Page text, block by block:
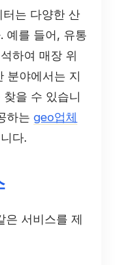
는 다양한 산
예를 들어, 유통
하여 매장 위
분야에서는 지
을 수 있습니
하는 geo업체
다.
은 서비스를 제